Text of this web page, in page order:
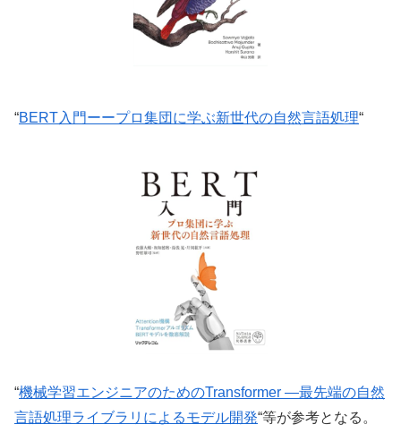
“BERT入門ーープロ集団に学ぶ新世代の自然言語処理“
“機械学習エンジニアのためのTransformer ―最先端の自然
言語処理ライブラリによるモデル開発“等が参考となる。